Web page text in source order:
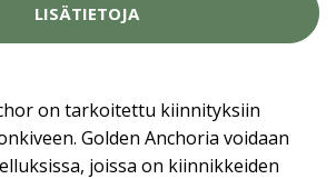
LISÄTIETOJA
on tarkoitettu kiinnityksiin
Golden Anchoria voidaan
joissa on kiinnikkeiden